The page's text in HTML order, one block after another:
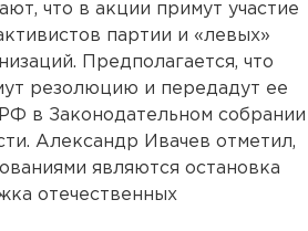
что в акции примут участие
партии и «левых»
Предполагается, что
резолюцию и передадут ее
в Законодательном собрании
Александр Ивачев отметил,
являются остановка
отечественных